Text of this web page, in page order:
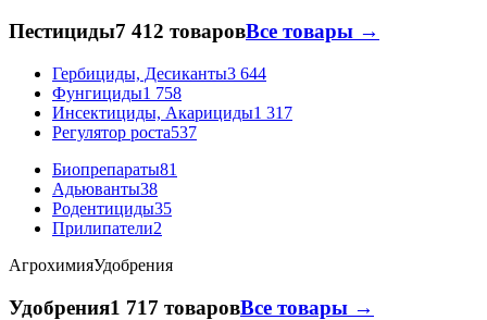
Пестициды7 412 товаровВсе товары →
Гербициды, Десиканты3 644
Фунгициды1 758
Инсектициды, Акарициды1 317
Регулятор роста537
Биопрепараты81
Адьюванты38
Родентициды35
Прилипатели2
АгрохимияУдобрения
Удобрения1 717 товаровВсе товары →